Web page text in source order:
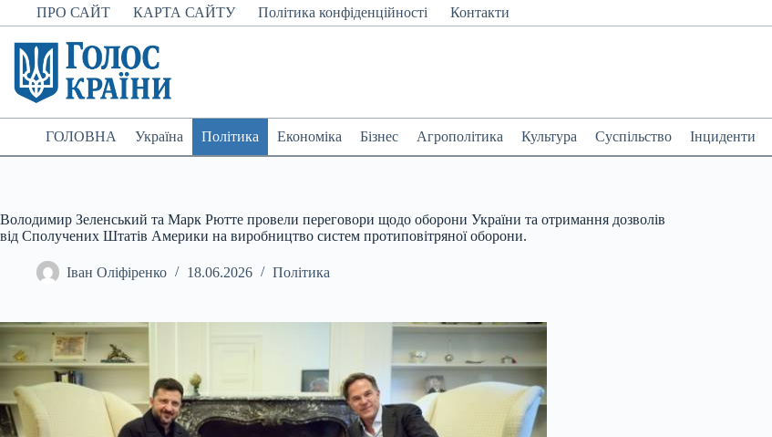
Перейти
до
вмісту
ПРО САЙТ КАРТА САЙТУ Політика конфіденційності Контакти
ГОЛОВНА Україна Політика Економіка Бізнес Агрополітика Культура Суспільство Інциденти
Володимир Зеленський та Марк Рютте провели переговори щодо оборони України та отримання дозволів
від Сполучених Штатів Америки на виробництво систем протиповітряної оборони.
Іван Оліфіренко 18.06.2026 Політика